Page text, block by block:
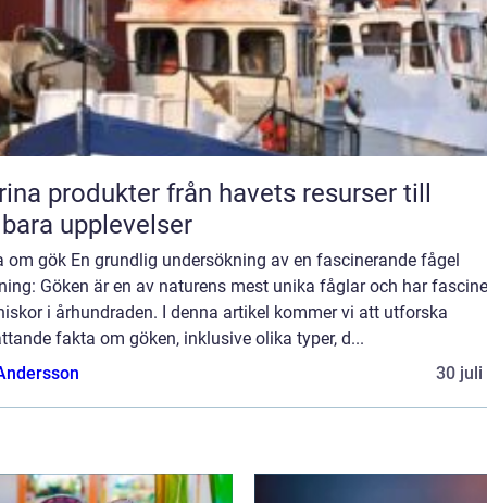
från havets resurser till
upplevelser
om gök En grundlig undersökning av en fascinerande fågel
Göken är en av naturens mest unika fåglar och har
i århundraden. I denna artikel kommer vi att utforska
fakta om göken, inklusive olika typer, d...
30 juli